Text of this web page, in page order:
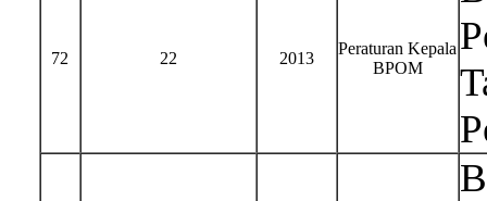
72 22 2013
Peraturan Kepala
BPOM